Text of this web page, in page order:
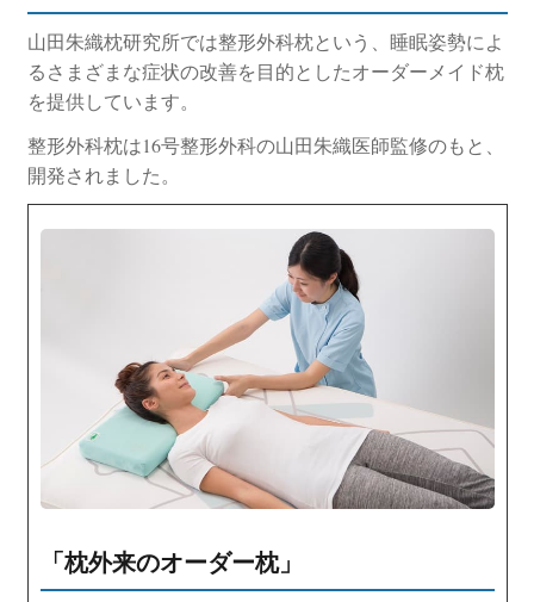
山田朱織枕研究所では整形外科枕という、睡眠姿勢によ
るさまざまな症状の改善を目的としたオーダーメイド枕
を提供しています。
整形外科枕は16号整形外科の山田朱織医師監修のもと、
開発されました。
「枕外来のオーダー枕」